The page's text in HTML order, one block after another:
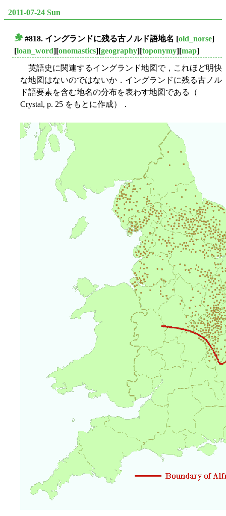
2011-07-24 Sun
#818. イングランドに残る古ノルド語地名 [old_norse]
[loan_word][onomastics][geography][toponymy][map]
英語史に関連するイングランド地図で，これほど明快
な地図はないのではないか．イングランドに残る古ノル
ド語要素を含む地名の分布を表わす地図である（
Crystal, p. 25 をもとに作成）．